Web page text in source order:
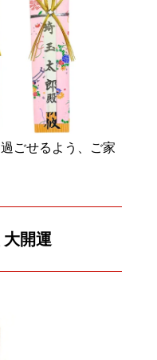
ごせるよう、ご家
開運